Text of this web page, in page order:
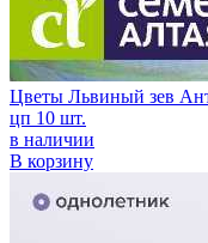
Цветы Львиный зев
цп 10 шт.
в наличии
В корзину